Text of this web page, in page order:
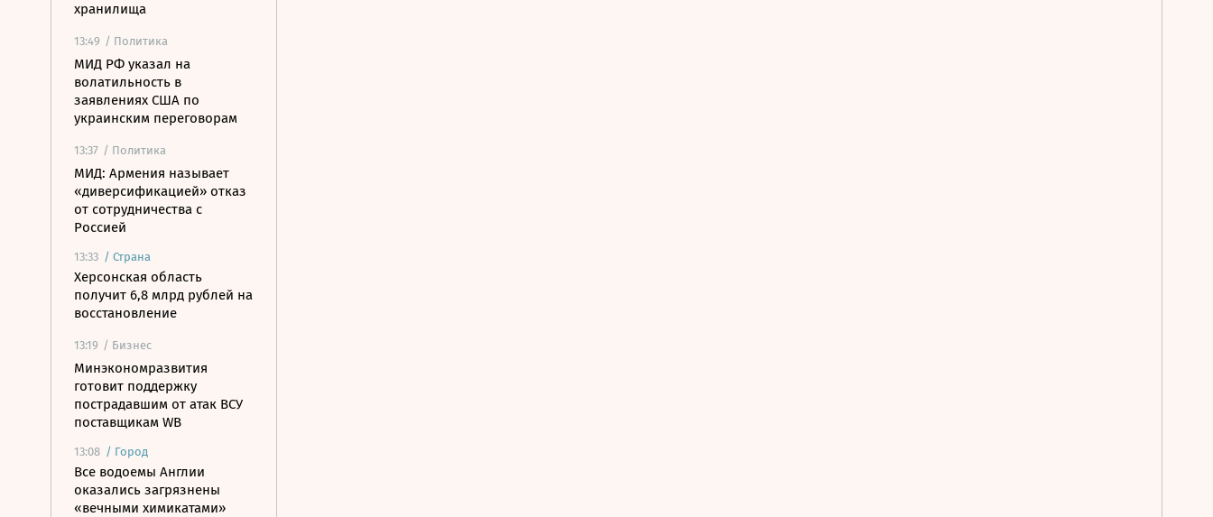
хранилища
13:49 / Политика
МИД РФ указал на
волатильность в
заявлениях США по
украинским переговорам
13:37 / Политика
МИД: Армения называет
«диверсификацией» отказ
от сотрудничества с
Россией
13:33 / Страна
Херсонская область
получит 6,8 млрд рублей на
восстановление
13:19 / Бизнес
Минэкономразвития
готовит поддержку
пострадавшим от атак ВСУ
поставщикам WB
13:08 / Город
Все водоемы Англии
оказались загрязнены
«вечными химикатами»